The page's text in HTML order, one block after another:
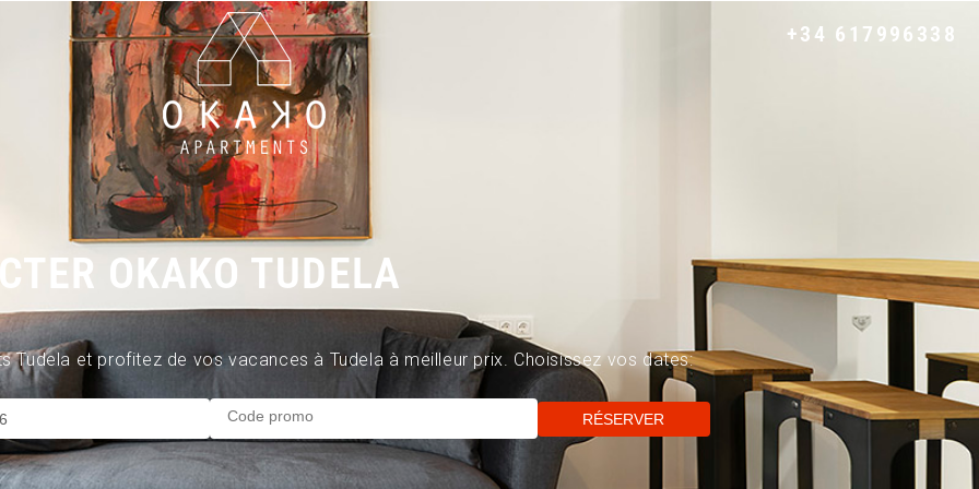
+34 617996338
OKAKO TUDELA
Tudela et profitez de vos vacances à Tudela à meilleur prix. Choisissez vos dates:
RÉSERVER